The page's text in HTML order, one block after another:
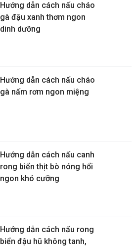
Hướng dẫn cách nấu cháo
gà đậu xanh thơm ngon
dinh dưỡng
Hướng dẫn cách nấu cháo
gà nấm rơm ngon miệng
Hướng dẫn cách nấu canh
rong biển thịt bò nóng hổi
ngon khó cưỡng
Hướng dẫn cách nấu rong
biển đậu hũ không tanh,